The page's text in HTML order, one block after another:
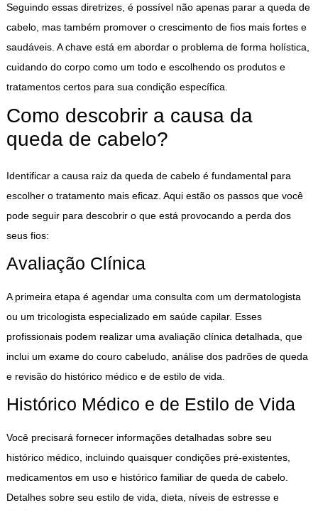
Seguindo essas diretrizes, é possível não apenas parar a queda de
cabelo, mas também promover o crescimento de fios mais fortes e
saudáveis. A chave está em abordar o problema de forma holística,
cuidando do corpo como um todo e escolhendo os produtos e
tratamentos certos para sua condição específica.
Como descobrir a causa da
queda de cabelo?
Identificar a causa raiz da queda de cabelo é fundamental para
escolher o tratamento mais eficaz. Aqui estão os passos que você
pode seguir para descobrir o que está provocando a perda dos
seus fios:
Avaliação Clínica
A primeira etapa é agendar uma consulta com um dermatologista
ou um tricologista especializado em saúde capilar. Esses
profissionais podem realizar uma avaliação clínica detalhada, que
inclui um exame do couro cabeludo, análise dos padrões de queda
e revisão do histórico médico e de estilo de vida.
Histórico Médico e de Estilo de Vida
Você precisará fornecer informações detalhadas sobre seu
histórico médico, incluindo quaisquer condições pré-existentes,
medicamentos em uso e histórico familiar de queda de cabelo.
Detalhes sobre seu estilo de vida, dieta, níveis de estresse e